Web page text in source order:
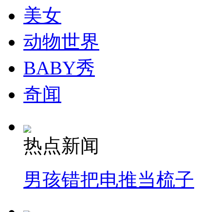
纽约上演“枕头大战”
司机酒驾遇交警 急速倒车逃窜
美女
动物世界
BABY秀
奇闻
热点新闻
男孩错把电推当梳子